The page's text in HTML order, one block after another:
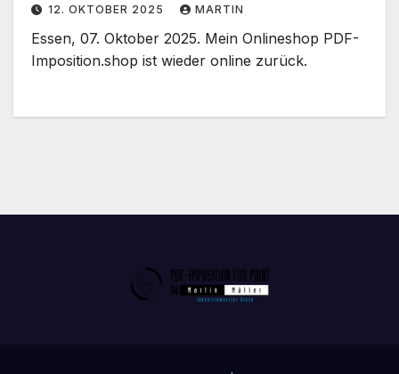
12. OKTOBER 2025 MARTIN
Essen, 07. Oktober 2025. Mein Onlineshop PDF-
Imposition.shop ist wieder online zurück.